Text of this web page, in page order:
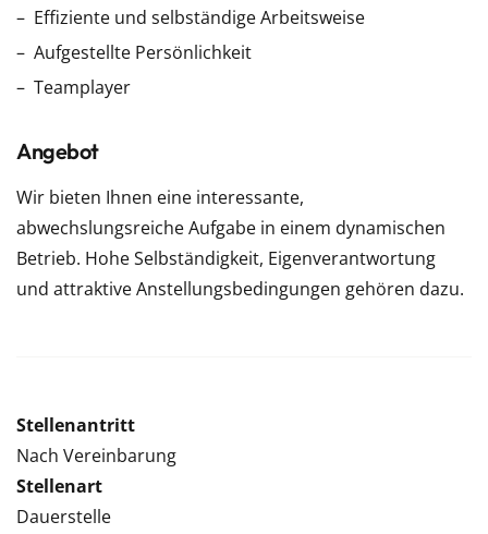
Effiziente und selbständige Arbeitsweise
Aufgestellte Persönlichkeit
Teamplayer
Angebot
Wir bieten Ihnen eine interessante,
abwechslungsreiche Aufgabe in einem dynamischen
Betrieb. Hohe Selbständigkeit, Eigenverantwortung
und attraktive Anstellungsbedingungen gehören dazu.
Stellenantritt
Nach Vereinbarung
Stellenart
Dauerstelle